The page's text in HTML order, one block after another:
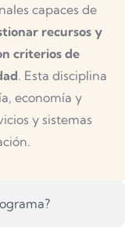
capaces de
recursos y
criterios de
. Esta disciplina
economía y
y sistemas